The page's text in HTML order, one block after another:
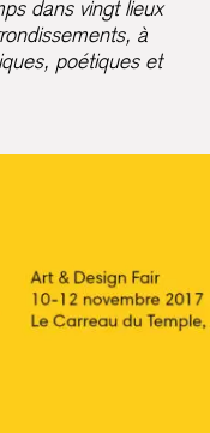
dans vingt lieux
à
poétiques et